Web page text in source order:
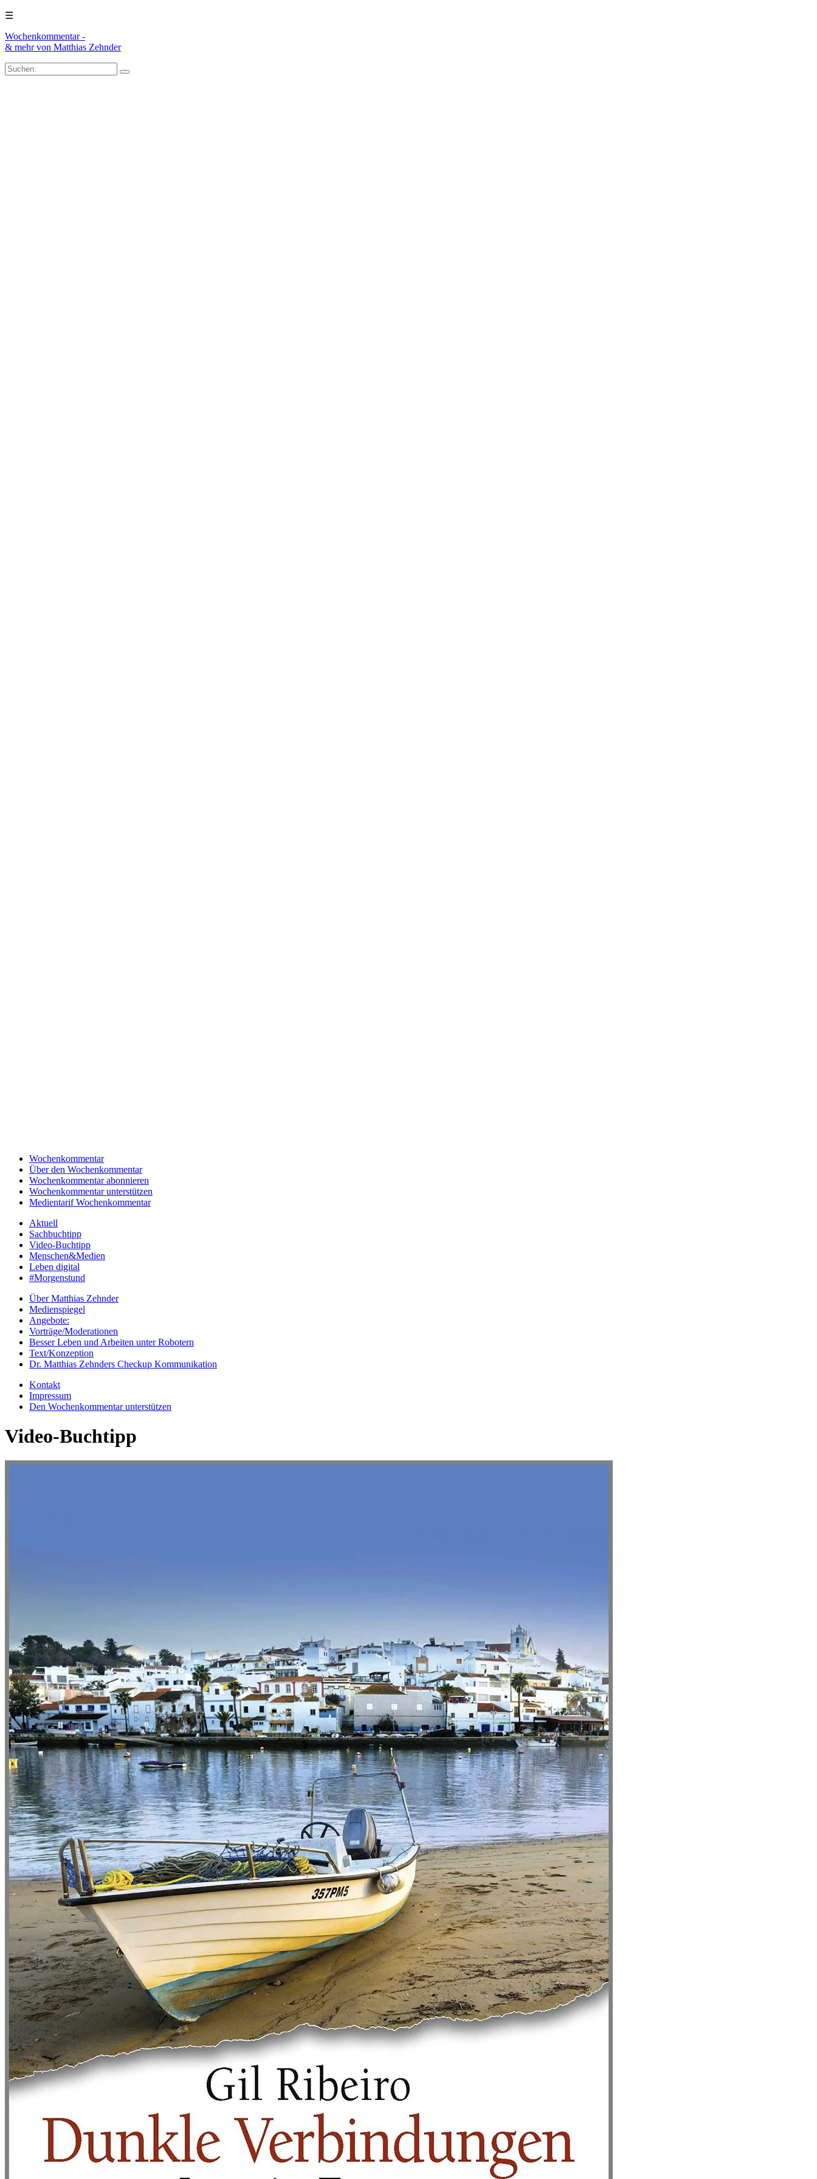
☰
Wochenkommentar -
& mehrvon Matthias Zehnder
Wochenkommentar
Über den Wochenkommentar
Wochenkommentar abonnieren
Wochenkommentar unterstützen
Medientarif Wochenkommentar
Aktuell
Sachbuchtipp
Video-Buchtipp
Menschen&Medien
Leben digital
#Morgenstund
Über Matthias Zehnder
Medienspiegel
Angebote:
Vorträge/Moderationen
Besser Leben und Arbeiten unter Robotern
Text/Konzeption
Dr. Matthias Zehnders Checkup Kommunikation
Kontakt
Impressum
Den Wochenkommentar unterstützen
Video-Buchtipp